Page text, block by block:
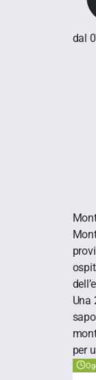
dal
Una
per